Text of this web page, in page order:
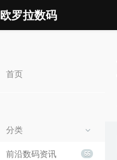
欧罗拉数码
首页
分类
55
前沿数码资讯